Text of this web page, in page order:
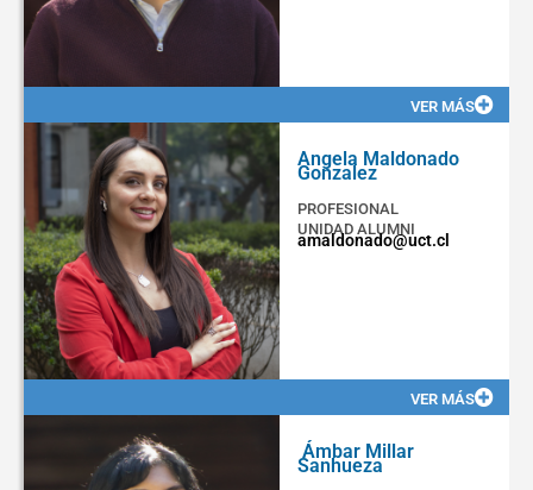
VER MÁS
Angela Maldonado
Gonzalez
PROFESIONAL
UNIDAD ALUMNI
amaldonado@uct.cl
VER MÁS
Ámbar Millar
Sanhueza